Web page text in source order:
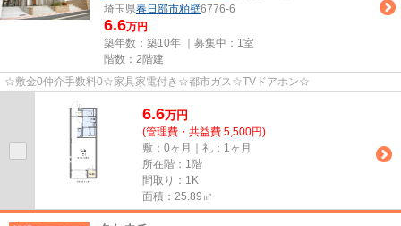
埼玉県春日部市粕壁6776-6
6.6万円
築年数：築10年 ｜募集中： 1室
階数：2階建
☆敷金0仲介手数料0☆家具家電付き☆都市ガス☆TVドアホン☆
6.6万円
(管理費・共益費 5,500円)
敷：0ヶ月｜礼：1ヶ月
所在階：1階
間取り：1K
面積：25.89㎡